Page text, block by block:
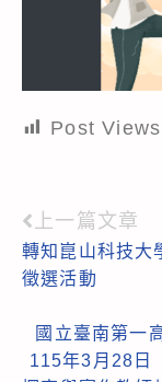
Post
Read
more
上一篇文章
轉知崑山科技大
徵選活動
國立臺南第一
115年3月28日